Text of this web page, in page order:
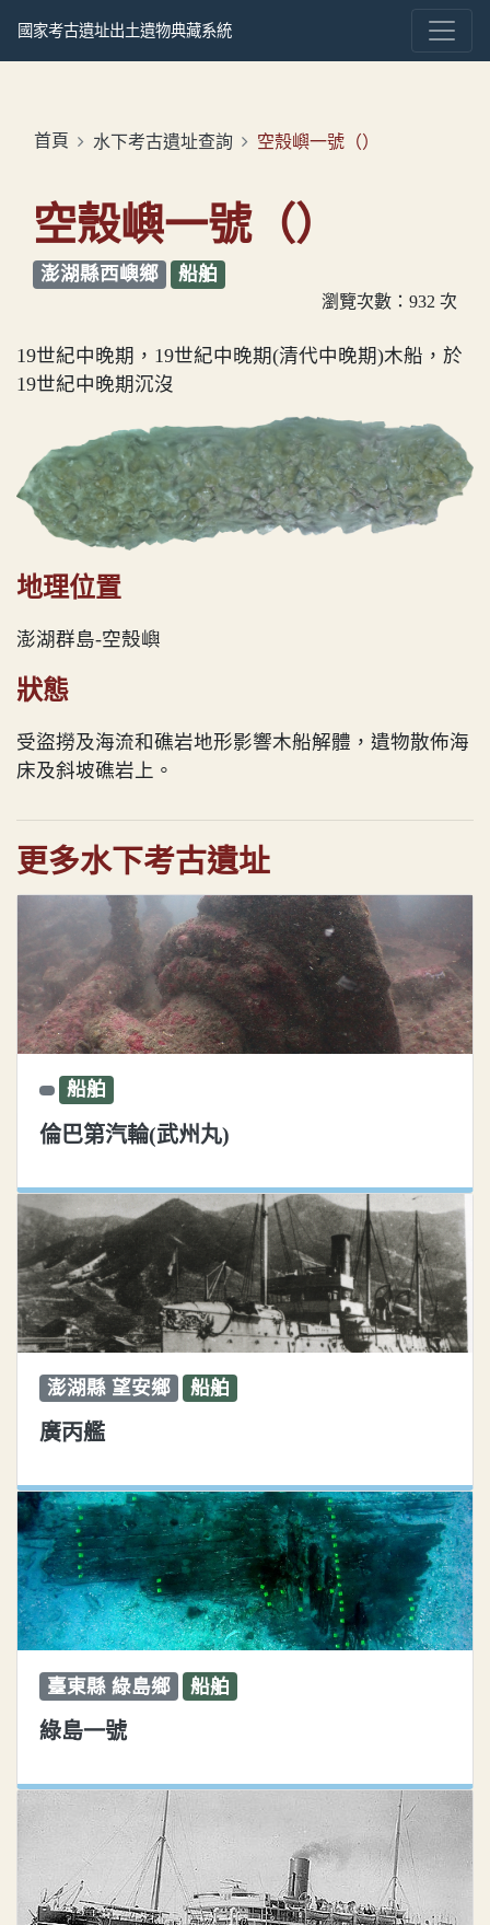
國家考古遺址出土遺物典藏系統
首頁 水下考古遺址查詢 空殼嶼一號（）
空殼嶼一號（）
澎湖縣西嶼鄉 船舶
瀏覽次數：932 次
19世紀中晚期，19世紀中晚期(清代中晚期)木船，於
19世紀中晚期沉沒
地理位置
澎湖群島-空殼嶼
狀態
受盜撈及海流和礁岩地形影響木船解體，遺物散佈海
床及斜坡礁岩上。
更多水下考古遺址
船舶
倫巴第汽輪(武州丸)
澎湖縣 望安鄉 船舶
廣丙艦
臺東縣 綠島鄉 船舶
綠島一號